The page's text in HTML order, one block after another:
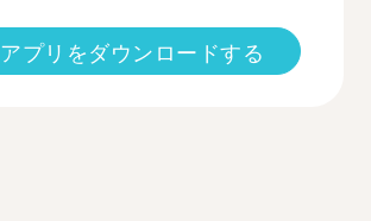
アプリをダウンロードする